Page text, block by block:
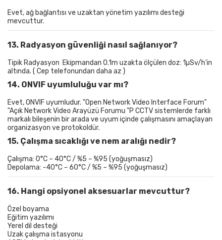
Evet, ağ bağlantısı ve uzaktan yönetim yazılımı desteği
mevcuttur.
13. Radyasyon güvenliği nasıl sağlanıyor?
Tipik Radyasyon Ekipmandan 0.1m uzakta ölçülen doz: 1µSv/h’in
altında. ( Cep telefonundan daha az )
14. ONVIF uyumluluğu var mı?
Evet, ONVIF uyumludur. "Open Network Video Interface Forum"
"Açık Network Video Arayüzü Forumu "P CCTV sistemlerde farklı
markalı bileşenin bir arada ve uyum içinde çalışmasını amaçlayan
organizasyon ve protokoldür.
15. Çalışma sıcaklığı ve nem aralığı nedir?
Çalışma: 0°C – 40°C / %5 – %95 (yoğuşmasız)
Depolama: -40°C – 60°C / %5 – %95 (yoğuşmasız)
16. Hangi opsiyonel aksesuarlar mevcuttur?
Özel boyama
Eğitim yazılımı
Yerel dil desteği
Uzak çalışma istasyonu